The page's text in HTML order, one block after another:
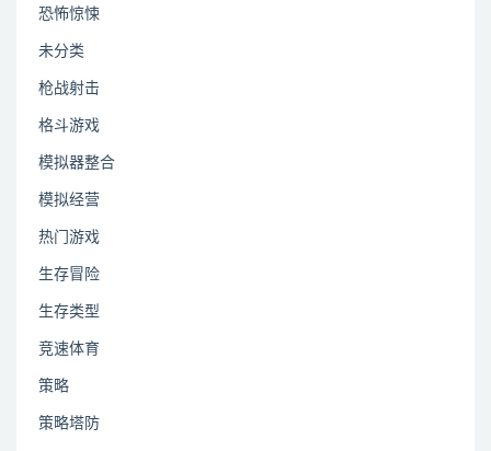
恐怖惊悚
未分类
枪战射击
格斗游戏
模拟器整合
模拟经营
热门游戏
生存冒险
生存类型
竞速体育
策略
策略塔防